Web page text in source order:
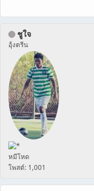
ชูใจ
อุ้งตรีน
หมีโหด
โพสต์: 1,001